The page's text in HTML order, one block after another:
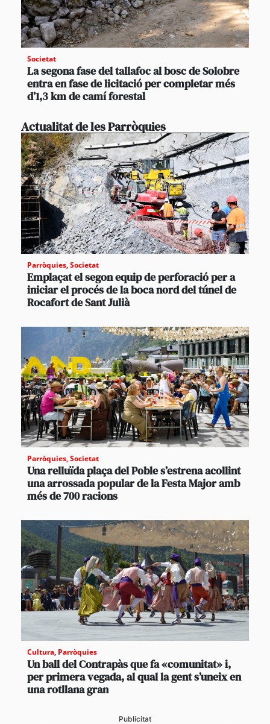
Societat
La segona fase del tallafoc al bosc de Solobre
entra en fase de licitació per completar més
d’1,3 km de camí forestal
Actualitat de les Parròquies
Parròquies,Societat
Emplaçat el segon equip de perforació per a
iniciar el procés de la boca nord del túnel de
Rocafort de Sant Julià
Parròquies,Societat
Una relluïda plaça del Poble s’estrena acollint
una arrossada popular de la Festa Major amb
més de 700 racions
Cultura, Parròquies
Un ball del Contrapàs que fa «comunitat» i,
per primera vegada, al qual la gent s’uneix en
una rotllana gran
Publicitat